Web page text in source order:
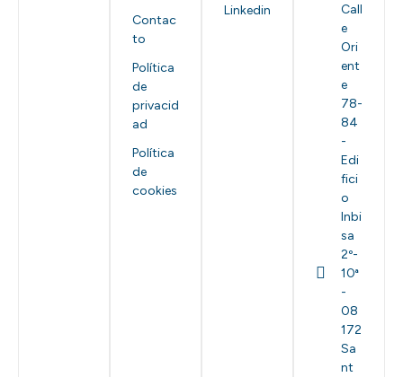
Contac
to
Política
de
privacid
ad
Política
de
cookies
Linkedin
Call
e
Ori
ent
e
78-
84
-
Edi
fici
o
Inbi
sa
2º-
10ª
-
08
172
Sa
nt